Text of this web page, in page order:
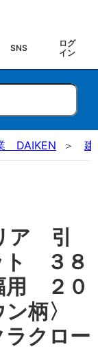
SNS
ログ
イン
DAIKEN 建
ア 引
ト ３８
用 ２０
ン柄〉
クロー